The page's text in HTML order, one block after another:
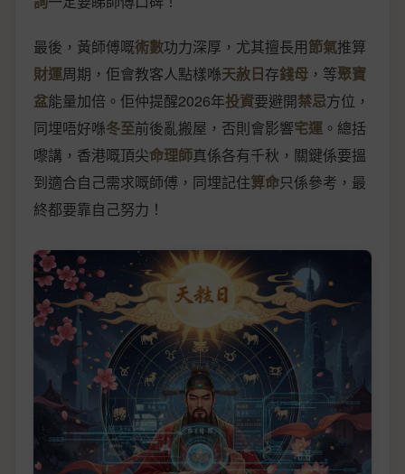
最後，黃師傅嘅術數功力深厚，尤其擅長用節氣推算
財運周期，佢會教客人點樣喺天赦日存錢母 ，等聚寶
盆能量加倍。佢仲提醒2026年投資要避開禁忌方位，
同埋唔好喺冬至前後亂搬屋，否則會影響宅運 。總括
嚟講，香港嘅頂尖命理師真係各有千秋，關鍵係要搵
到適合自己需求嘅師傅，同埋記住算命只係參考，最
終都要靠自己努力！